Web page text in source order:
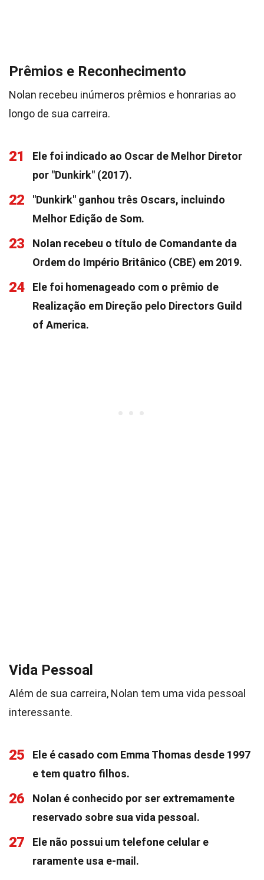
Prêmios e Reconhecimento
Nolan recebeu inúmeros prêmios e honrarias ao
longo de sua carreira.
21
Ele foi indicado ao Oscar de Melhor Diretor
por "Dunkirk" (2017).
22
"Dunkirk" ganhou três Oscars, incluindo
Melhor Edição de Som.
23
Nolan recebeu o título de Comandante da
Ordem do Império Britânico (CBE) em 2019.
24
Ele foi homenageado com o prêmio de
Realização em Direção pelo Directors Guild
of America.
Vida Pessoal
Além de sua carreira, Nolan tem uma vida pessoal
interessante.
25
Ele é casado com Emma Thomas desde 1997
e tem quatro filhos.
26
Nolan é conhecido por ser extremamente
reservado sobre sua vida pessoal.
27
Ele não possui um telefone celular e
raramente usa e-mail.